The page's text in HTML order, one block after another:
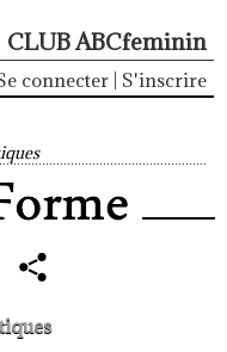
CLUB ABCfeminin
connecter S'inscrire